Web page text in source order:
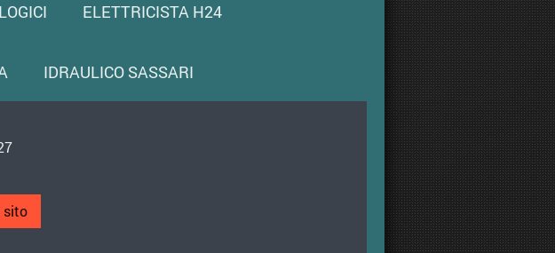
ELETTRICISTA H24
IDRAULICO SASSARI
sito